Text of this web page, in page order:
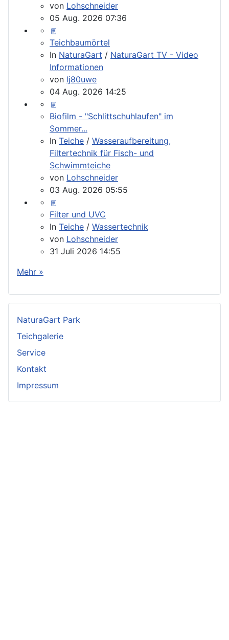
von Lohschneider
05 Aug. 2026 07:36
Teichbaumörtel
In NaturaGart / NaturaGart TV - Video
Informationen
von lj80uwe
04 Aug. 2026 14:25
Biofilm - "Schlittschuhlaufen" im
Sommer...
In Teiche / Wasseraufbereitung,
Filtertechnik für Fisch- und
Schwimmteiche
von Lohschneider
03 Aug. 2026 05:55
Filter und UVC
In Teiche / Wassertechnik
von Lohschneider
31 Juli 2026 14:55
Mehr »
NaturaGart Park
Teichgalerie
Service
Kontakt
Impressum